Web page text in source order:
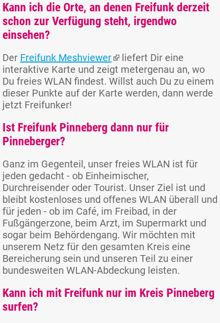
Kann ich die Orte, an denen Freifunk derzeit
schon zur Verfügung steht, irgendwo
einsehen?
Der Freifunk Meshviewer
liefert Dir eine
interaktive Karte und zeigt metergenau an, wo
Du freies WLAN findest. Willst auch Du zu einem
dieser Punkte auf der Karte werden, dann werde
jetzt Freifunker!
Ist Freifunk Pinneberg dann nur für
Pinneberger?
Ganz im Gegenteil, unser freies WLAN ist für
jeden gedacht - ob Einheimischer,
Durchreisender oder Tourist. Unser Ziel ist und
bleibt kostenloses und offenes WLAN überall und
für jeden - ob im Café, im Freibad, in der
Fußgängerzone, beim Arzt, im Supermarkt und
sogar beim Behördengang. Wir möchten mit
unserem Netz für den gesamten Kreis eine
Bereicherung sein und unseren Teil zu einer
bundesweiten WLAN-Abdeckung leisten.
Kann ich mit Freifunk nur im Kreis Pinneberg
surfen?